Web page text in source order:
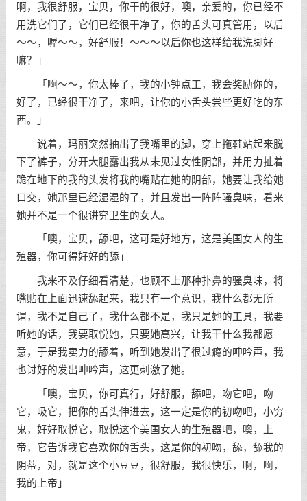
啊，我很舒服，宝贝，你干的很好，噢，亲爱的，你已经不
用洗它们了，它们已经很干净了，你的舌头可真管用，以后
～～，喔～～，好舒服！～～～以后你也这样给我洗脚好
嘛？」
「啊～～，你太棒了，我的小钟点工，我会奖励你的，
好了，已经很干净了，来吧，让你的小舌头尝些更好吃的东
西。」
说着，玛丽突然抽出了我嘴里的脚，穿上拖鞋站起来脱
下了裤子，分开大腿露出我从未见过女性阴部，并用力扯着
跪在地下的我的头发将我的嘴贴在她的阴部，她要让我给她
口交，她那里已经湿湿的了，并且发出一阵阵骚臭味，看来
她并不是一个很讲究卫生的女人。
「噢，宝贝，舔吧，这可是好地方，这是美国女人的生
殖器，你可得好好的舔」
我来不及仔细看清楚，也顾不上那种扑鼻的骚臭味，将
嘴贴在上面迅速舔起来，我只有一个意识，我什么都无所
谓，我不是自己了，我什么都不是，我只是她的工具，我要
听她的话，我要取悦她，只要她高兴，让我干什么我都愿
意，于是我卖力的舔着，听到她发出了很过瘾的呻吟声，我
也讨好的发出呻吟声，这更刺激了她。
「噢，宝贝，你可真行，好舒服，舔吧，吻它吧，吻
它，吸它，把你的舌头伸进去，这一定是你的初吻吧，小穷
鬼，好好取悦它，取悦这个美国女人的生殖器吧，噢，上
帝，它告诉我它喜欢你的舌头，这是你的初吻，舔，舔我的
阴蒂，对，就是这个小豆豆，很舒服，我很快乐，啊，啊，
我的上帝」